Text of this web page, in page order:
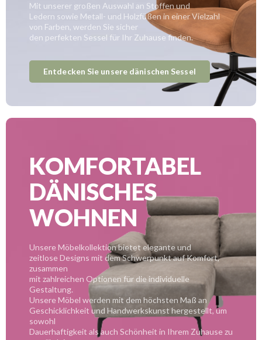
Mit unserer großen Auswahl an Stoffen und
Ledern sowie Metall- und Holzfüßen in einer Vielzahl
von Farben, werden Sie sicher
den perfekten Sessel für Ihr Zuhause finden.
Entdecken Sie unsere dänischen Sessel
KOMFORTABEL
DÄNISCHES
WOHNEN
Unsere Möbelkollektion bietet elegante und
zeitlose Designs mit dem Schwerpunkt auf Komfort,
zusammen
mit zahlreichen Optionen für die individuelle
Gestaltung.
Unsere Möbel werden mit dem höchsten Maß an
Geschicklichkeit und Handwerkskunst hergestellt, um
sowohl
Dauerhaftigkeit als auch Schönheit in Ihrem Zuhause zu